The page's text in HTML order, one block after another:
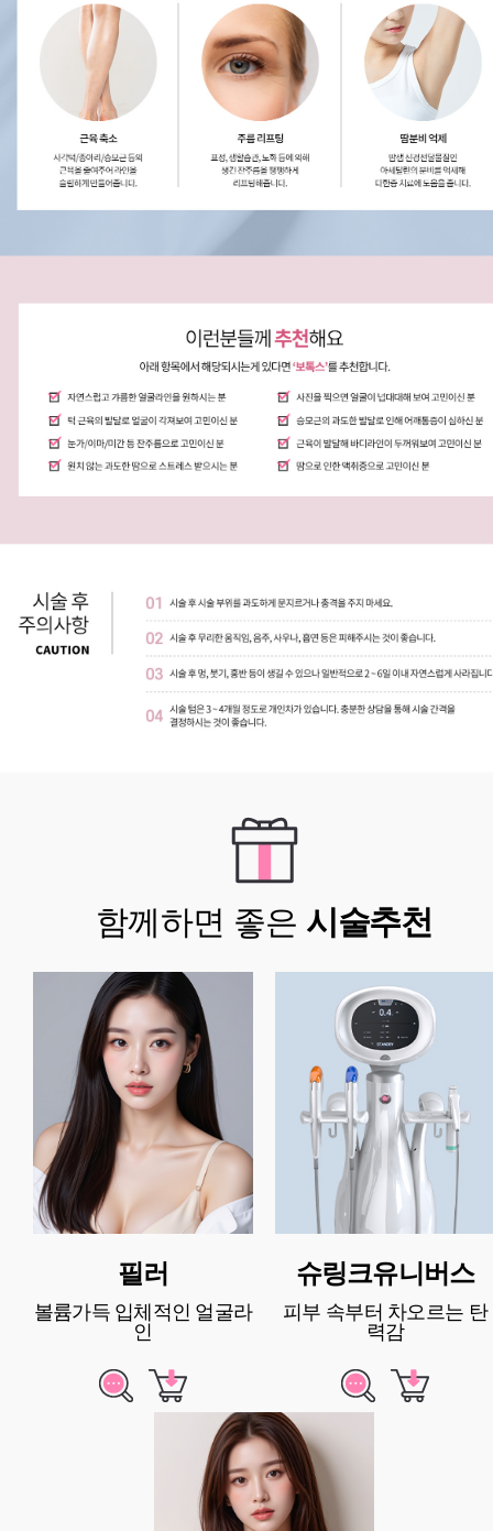
함께하면 좋은 시술추천
필러
볼륨가득 입체적인 얼굴라
인
슈링크유니버스
피부 속부터 차오르는 탄
력감